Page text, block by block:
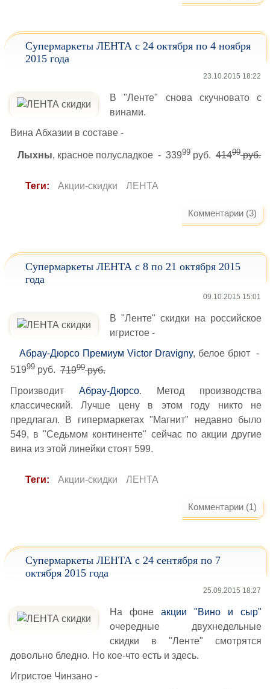
Супермаркеты ЛЕНТА с 24 октября по 4 ноября
2015 года
23.10.2015 18:22
В "Ленте" снова скучновато с
винами.
Вина Абхазии в составе -
Лыхны, красное полусладкое - 33999 руб. 41499руб.
Теги: Акции-скидки ЛЕНТА
Комментарии (3)
Супермаркеты ЛЕНТА с 8 по 21 октября 2015
года
09.10.2015 15:01
В "Ленте" скидки на российское
игристое -
Абрау-Дюрсо Премиум Victor Dravigny, белое брют -
51999 руб. 71999руб.
Производит Абрау-Дюрсо. Метод производства
классический. Лучше цену в этом году никто не
предлагал. В гипермаркетах "Магнит" недавно было
549, в "Седьмом континенте" сейчас по акции другие
вина из этой линейки стоят 599.
Теги: Акции-скидки ЛЕНТА
Комментарии (1)
Супермаркеты ЛЕНТА с 24 сентября по 7
октября 2015 года
25.09.2015 18:27
На фоне акции "Вино и сыр"
очередные двухнедельные
скидки в "Ленте" смотрятся
довольно бледно. Но кое-что есть и здесь.
Игристое Чинзано -